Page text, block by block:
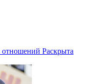
Раскрыта